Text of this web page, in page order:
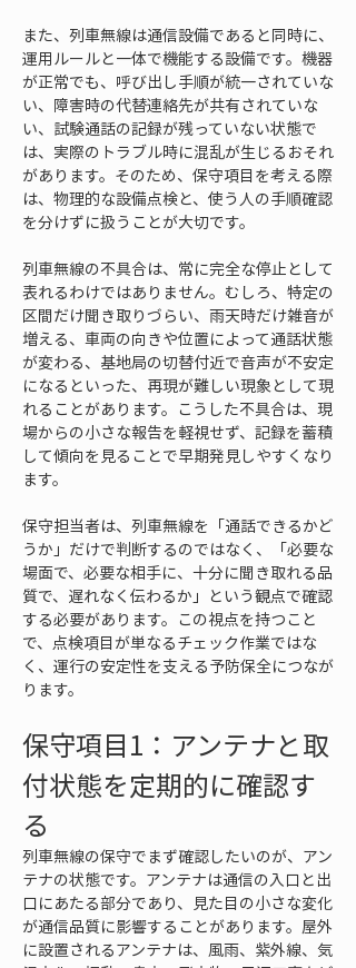
また、列車無線は通信設備であると同時に、
運用ルールと一体で機能する設備です。機器
が正常でも、呼び出し手順が統一されていな
い、障害時の代替連絡先が共有されていな
い、試験通話の記録が残っていない状態で
は、実際のトラブル時に混乱が生じるおそれ
があります。そのため、保守項目を考える際
は、物理的な設備点検と、使う人の手順確認
を分けずに扱うことが大切です。
列車無線の不具合は、常に完全な停止として
表れるわけではありません。むしろ、特定の
区間だけ聞き取りづらい、雨天時だけ雑音が
増える、車両の向きや位置によって通話状態
が変わる、基地局の切替付近で音声が不安定
になるといった、再現が難しい現象として現
れることがあります。こうした不具合は、現
場からの小さな報告を軽視せず、記録を蓄積
して傾向を見ることで早期発見しやすくなり
ます。
保守担当者は、列車無線を「通話できるかど
うか」だけで判断するのではなく、「必要な
場面で、必要な相手に、十分に聞き取れる品
質で、遅れなく伝わるか」という観点で確認
する必要があります。この視点を持つこと
で、点検項目が単なるチェック作業ではな
く、運行の安定性を支える予防保全につなが
ります。
保守項目1：アンテナと取
付状態を定期的に確認す
る
列車無線の保守でまず確認したいのが、アン
テナの状態です。アンテナは通信の入口と出
口にあたる部分であり、見た目の小さな変化
が通信品質に影響することがあります。屋外
に設置されるアンテナは、風雨、紫外線、気